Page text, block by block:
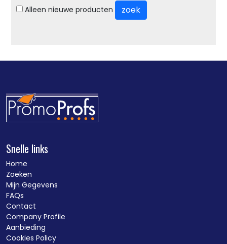
Alleen nieuwe producten zoek
Snelle links
Home
Zoeken
Mijn Gegevens
FAQs
Contact
Company Profile
Aanbieding
Cookies Policy